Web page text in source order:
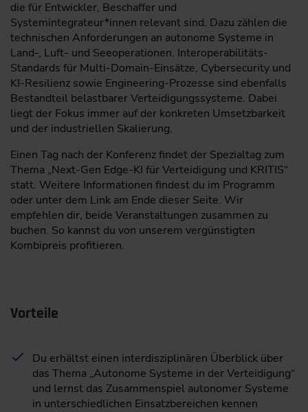
die für Entwickler, Beschaffer und
Systemintegrateur*innen relevant sind. Dazu zählen die
technischen Anforderungen an autonome Systeme in
Land-, Luft- und Seeoperationen. Interoperabilitäts-
Standards für Multi-Domain-Einsätze, Cybersecurity und
KI-Resilienz sowie Engineering-Prozesse sind ebenfalls
Bestandteil belastbarer Verteidigungssysteme. Dabei
liegt der Fokus immer auf der konkreten Umsetzbarkeit
und der industriellen Skalierung.
Einen Tag nach der Konferenz findet der Spezialtag zum
Thema „Next-Gen Edge-KI für Verteidigung und KRITIS“
statt. Weitere Informationen findest du im Programm
oder unter dem Link am Ende dieser Seite. Wir
empfehlen dir, beide Veranstaltungen zusammen zu
buchen. So kannst du von unserem vergünstigten
Kombipreis profitieren.
Vorteile
Du erhältst einen interdisziplinären Überblick über
das Thema „Autonome Systeme in der Verteidigung“
und lernst das Zusammenspiel autonomer Systeme
in unterschiedlichen Einsatzbereichen kennen